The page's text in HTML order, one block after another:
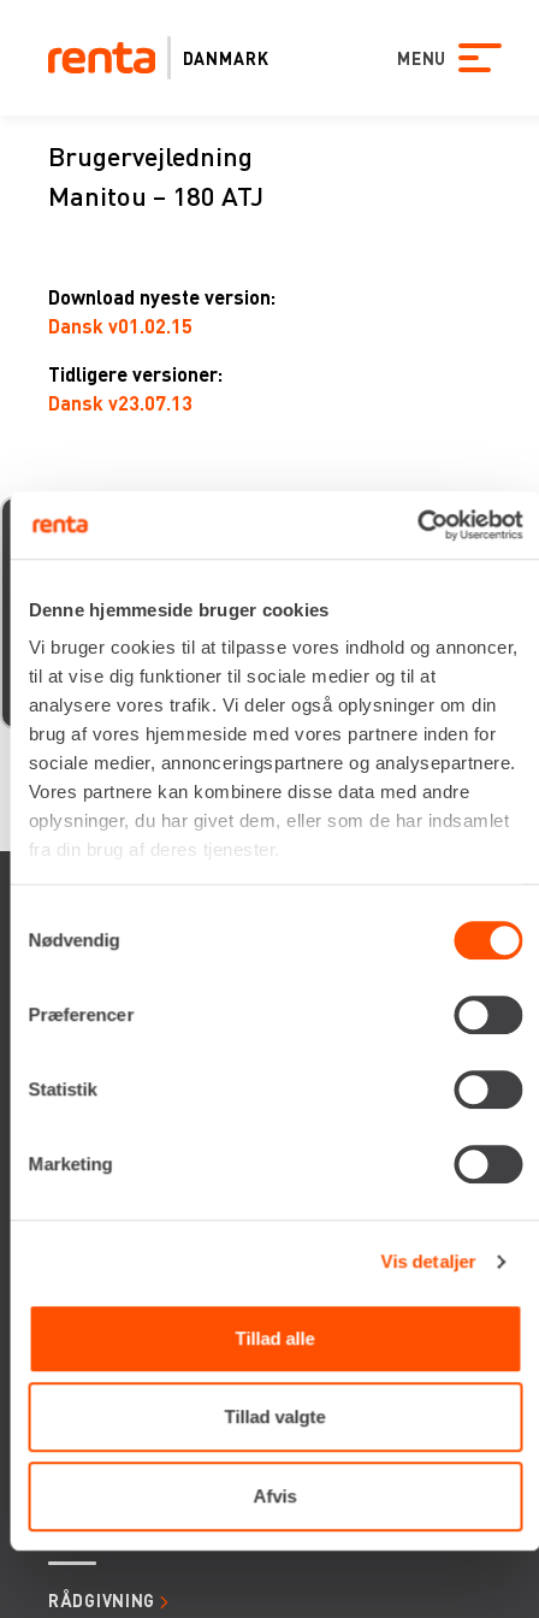
Denne hjemmeside bruger cookies
Vi bruger cookies til at tilpasse vores indhold og annoncer,
til at vise dig funktioner til sociale medier og til at
analysere vores trafik. Vi deler også oplysninger om din
brug af vores hjemmeside med vores partnere inden for
sociale medier, annonceringspartnere og analysepartnere.
Vores partnere kan kombinere disse data med andre
oplysninger, du har givet dem, eller som de har indsamlet
fra din brug af deres tjenester.
Nødvendig
Præferencer
Statistik
Marketing
Vis detaljer
Tillad alle
Tillad valgte
Afvis
DANMARK MENU
Brugervejledning
Manitou – 180 ATJ
Download nyeste version:
Dansk v01.02.15
Tidligere versioner:
Dansk v23.07.13
michael udsen
god kunde service og søde chauffør som lever dine
maskiner
Google samlet bedømmelse er 4.5af 5,
på basis af150 anmeldelser
Renta A/S
Tlf. +45 70206242
SERVICES
RÅDGIVNING